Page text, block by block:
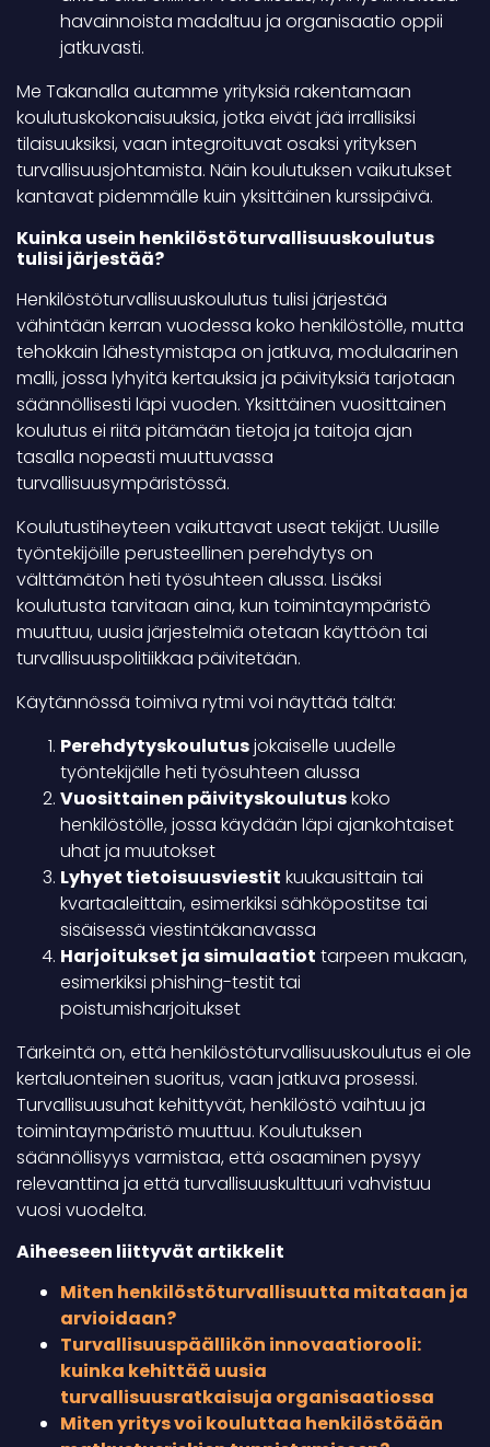
havainnoista madaltuu ja organisaatio oppii
jatkuvasti.
Me Takanalla autamme yrityksiä rakentamaan
koulutuskokonaisuuksia, jotka eivät jää irrallisiksi
tilaisuuksiksi, vaan integroituvat osaksi yrityksen
turvallisuusjohtamista. Näin koulutuksen vaikutukset
kantavat pidemmälle kuin yksittäinen kurssipäivä.
Kuinka usein henkilöstöturvallisuuskoulutus
tulisi järjestää?
Henkilöstöturvallisuuskoulutus tulisi järjestää
vähintään kerran vuodessa koko henkilöstölle, mutta
tehokkain lähestymistapa on jatkuva, modulaarinen
malli, jossa lyhyitä kertauksia ja päivityksiä tarjotaan
säännöllisesti läpi vuoden. Yksittäinen vuosittainen
koulutus ei riitä pitämään tietoja ja taitoja ajan
tasalla nopeasti muuttuvassa
turvallisuusympäristössä.
Koulutustiheyteen vaikuttavat useat tekijät. Uusille
työntekijöille perusteellinen perehdytys on
välttämätön heti työsuhteen alussa. Lisäksi
koulutusta tarvitaan aina, kun toimintaympäristö
muuttuu, uusia järjestelmiä otetaan käyttöön tai
turvallisuuspolitiikkaa päivitetään.
Käytännössä toimiva rytmi voi näyttää tältä:
Perehdytyskoulutusjokaiselle uudelle
työntekijälle heti työsuhteen alussa
Vuosittainen päivityskoulutuskoko
henkilöstölle, jossa käydään läpi ajankohtaiset
uhat ja muutokset
Lyhyet tietoisuusviestit kuukausittain tai
kvartaaleittain, esimerkiksi sähköpostitse tai
sisäisessä viestintäkanavassa
Harjoitukset ja simulaatiot tarpeen mukaan,
esimerkiksi phishing-testit tai
poistumisharjoitukset
Tärkeintä on, että henkilöstöturvallisuuskoulutus ei ole
kertaluonteinen suoritus, vaan jatkuva prosessi.
Turvallisuusuhat kehittyvät, henkilöstö vaihtuu ja
toimintaympäristö muuttuu. Koulutuksen
säännöllisyys varmistaa, että osaaminen pysyy
relevanttina ja että turvallisuuskulttuuri vahvistuu
vuosi vuodelta.
Aiheeseen liittyvät artikkelit
Miten henkilöstöturvallisuutta mitataan ja
arvioidaan?
Turvallisuuspäällikön innovaatiorooli:
kuinka kehittää uusia
turvallisuusratkaisuja organisaatiossa
Miten yritys voi kouluttaa henkilöstöään